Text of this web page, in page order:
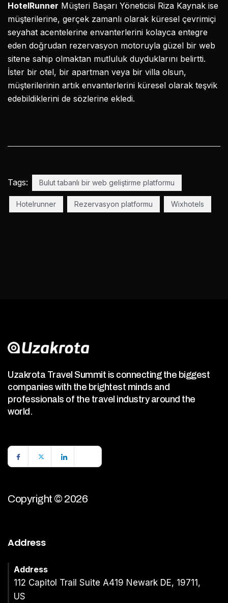
HotelRunner Müşteri Başarı Yöneticisi Riza Kaynak ise
müşterilerine, gerçek zamanlı olarak küresel çevrimiçi
seyahat acentelerine envanterlerini kolayca entegre
eden doğrudan rezervasyon motoruyla güzel bir web
sitene sahip olmaktan mutluluk duyduklarını belirtti.
İster bir otel, bir apartman veya bir villa olsun,
müşterilerinin artık envanterlerini küresel olarak teşvik
edebildiklerini de sözlerine ekledi.
Tags: Bulut tabanlı bir web geliştirme platformu
Hotelrunner Rezervasyon platformu Wixhotels
Uzakrota Travel Summit is connecting the biggest
companies with the brightest minds and
professionals of the travel industry around the
world.
Copyright © 2026
Address
Address
112 Capitol Trail Suite A419 Newark DE, 19711,
US